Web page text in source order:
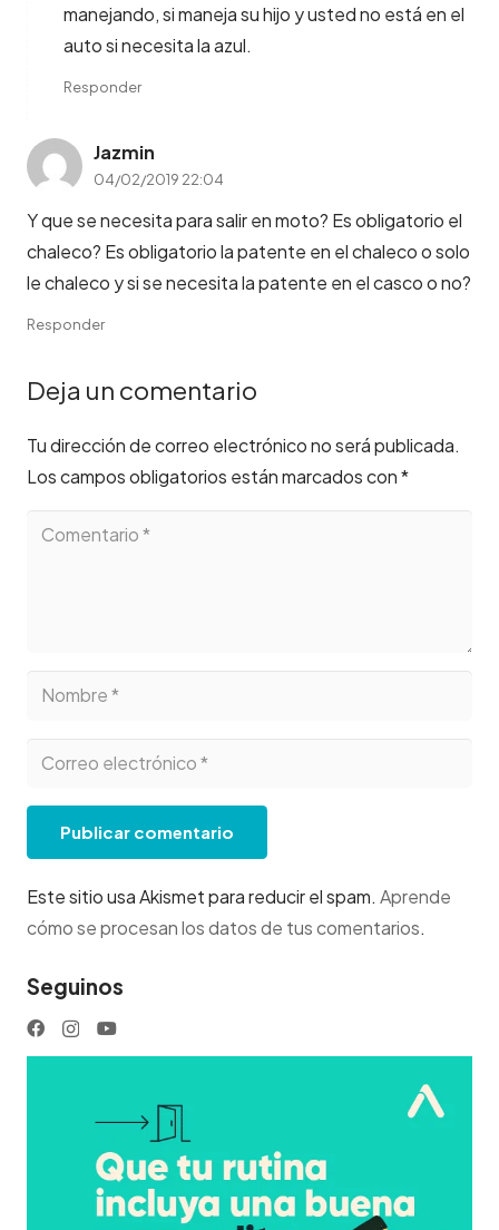
manejando, si maneja su hijo y usted no está en el
auto si necesita la azul.
Responder
Jazmin
04/02/2019 22:04
Y que se necesita para salir en moto? Es obligatorio el
chaleco? Es obligatorio la patente en el chaleco o solo
le chaleco y si se necesita la patente en el casco o no?
Responder
Deja un comentario
Tu dirección de correo electrónico no será publicada.
Los campos obligatorios están marcados con*
Publicar comentario
Este sitio usa Akismet para reducir el spam. Aprende
cómo se procesan los datos de tus comentarios.
Seguinos